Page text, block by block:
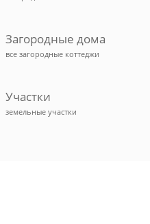
Загородные дома
все загородные коттеджи
Участки
земельные участки